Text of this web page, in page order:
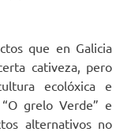
que en Galicia
cativeza, pero
ecolóxica e
grelo Verde” e
alternativos no